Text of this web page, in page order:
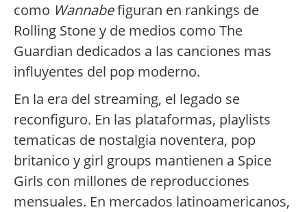
como Wannabefiguran en rankings de
Rolling Stone y de medios como The
Guardian dedicados a las canciones mas
influyentes del pop moderno.
En la era del streaming, el legado se
reconfiguro. En las plataformas, playlists
tematicas de nostalgia noventera, pop
britanico y girl groups mantienen a Spice
Girls con millones de reproducciones
mensuales. En mercados latinoamericanos,